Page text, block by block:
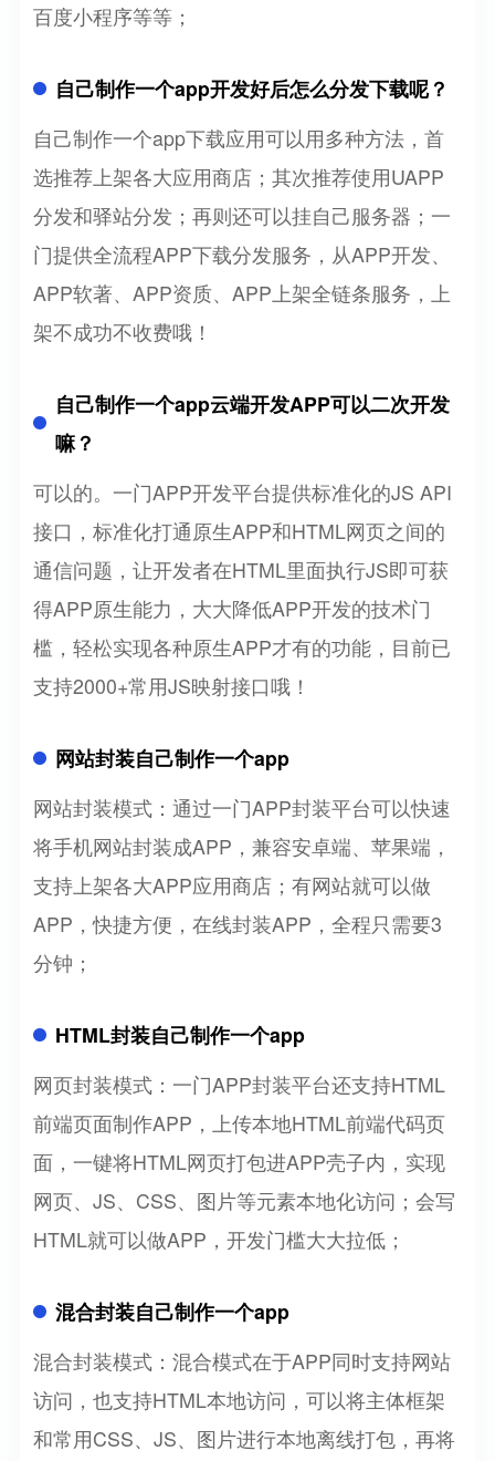
百度小程序等等；
自己制作一个app开发好后怎么分发下载呢？
自己制作一个app下载应用可以用多种方法，首
选推荐上架各大应用商店；其次推荐使用UAPP
分发和驿站分发；再则还可以挂自己服务器；一
门提供全流程APP下载分发服务，从APP开发、
APP软著、APP资质、APP上架全链条服务，上
架不成功不收费哦！
自己制作一个app云端开发APP可以二次开发
嘛？
可以的。一门APP开发平台提供标准化的JS API
接口，标准化打通原生APP和HTML网页之间的
通信问题，让开发者在HTML里面执行JS即可获
得APP原生能力，大大降低APP开发的技术门
槛，轻松实现各种原生APP才有的功能，目前已
支持2000+常用JS映射接口哦！
网站封装自己制作一个app
网站封装模式：通过一门APP封装平台可以快速
将手机网站封装成APP，兼容安卓端、苹果端，
支持上架各大APP应用商店；有网站就可以做
APP，快捷方便，在线封装APP，全程只需要3
分钟；
HTML封装自己制作一个app
网页封装模式：一门APP封装平台还支持HTML
前端页面制作APP，上传本地HTML前端代码页
面，一键将HTML网页打包进APP壳子内，实现
网页、JS、CSS、图片等元素本地化访问；会写
HTML就可以做APP，开发门槛大大拉低；
混合封装自己制作一个app
混合封装模式：混合模式在于APP同时支持网站
访问，也支持HTML本地访问，可以将主体框架
和常用CSS、JS、图片进行本地离线打包，再将